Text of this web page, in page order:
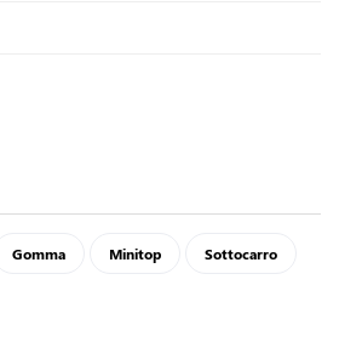
Gomma Minitop Sottocarro